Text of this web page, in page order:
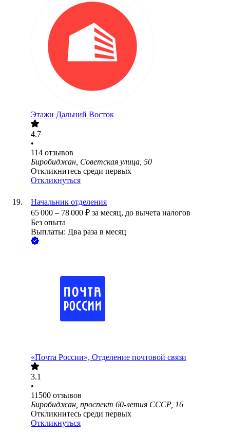
Этажи Дальний Восток
4.7
•
114 отзывов
Биробиджан, Советская улица, 50
Откликнитесь среди первых
Откликнуться
Начальник отделения
65 000 – 78 000 ₽ за месяц, до вычета налогов
Без опыта
Выплаты: Два раза в месяц
«Почта России», Отделение почтовой связи
3.1
•
11500 отзывов
Биробиджан, проспект 60-летия СССР, 16
Откликнитесь среди первых
Откликнуться